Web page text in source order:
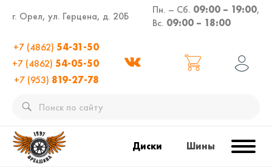
г. Орел, ул. Герцена, д. 20Б
Пн. – Сб. 09:00 – 19:00,
Вс. 09:00 – 18:00
+7 (4862) 54-31-50
+7 (4862) 54-05-50
+7 (953) 819-27-78
Диски Шины